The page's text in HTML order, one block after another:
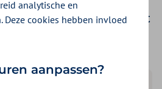
glas en hoe je jezelf kunt
analytische en
Deze cookies hebben invloed
aanpassen?